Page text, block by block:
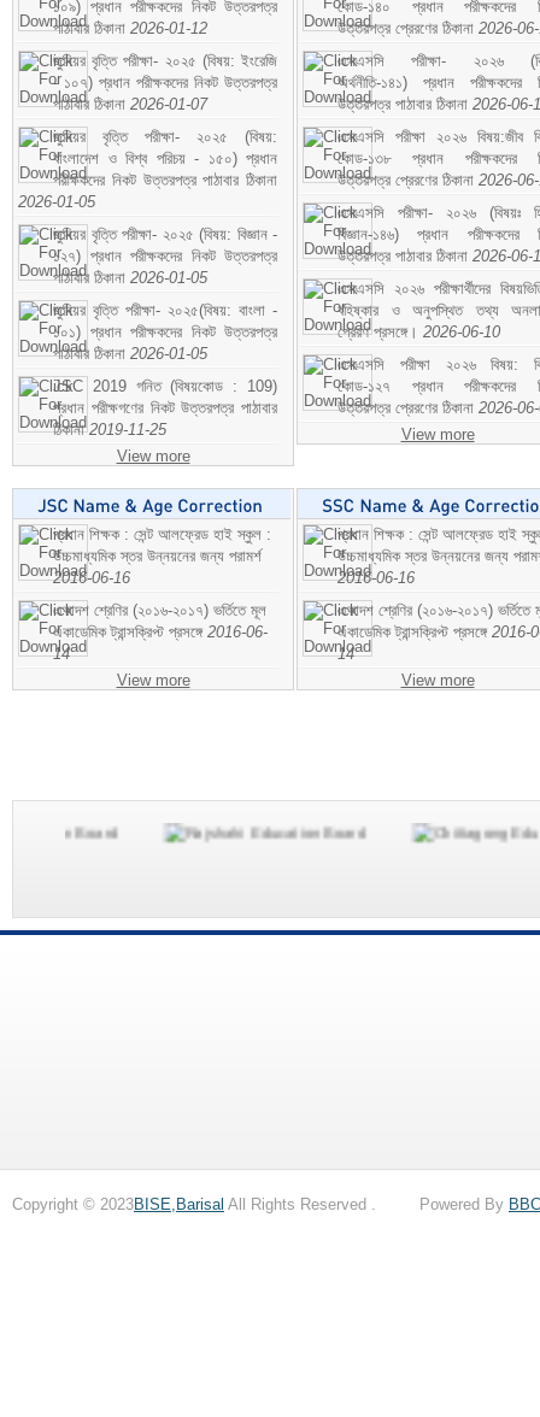
১০৯) প্রধান পরীক্ষকদের নিকট উত্তরপত্র
পাঠাবার ঠিকানা 2026-01-12
জুনিয়র বৃত্তি পরীক্ষা- ২০২৫ (বিষয়: ইংরেজি
- ১০৭) প্রধান পরীক্ষকদের নিকট উত্তরপত্র
পাঠাবার ঠিকানা 2026-01-07
জুনিয়র বৃত্তি পরীক্ষা- ২০২৫ (বিষয়:
বাংলাদেশ ও বিশ্ব পরিচয় - ১৫০) প্রধান
পরীক্ষকদের নিকট উত্তরপত্র পাঠাবার ঠিকানা
2026-01-05
জুনিয়র বৃত্তি পরীক্ষা- ২০২৫ (বিষয়: বিজ্ঞান -
১২৭) প্রধান পরীক্ষকদের নিকট উত্তরপত্র
পাঠাবার ঠিকানা 2026-01-05
জুনিয়র বৃত্তি পরীক্ষা- ২০২৫(বিষয়: বাংলা -
১০১) প্রধান পরীক্ষকদের নিকট উত্তরপত্র
পাঠাবার ঠিকানা 2026-01-05
JSC 2019 গনিত (বিষয়কোড : 109)
প্রধান পরীক্ষগণের নিকট উত্তরপত্র পাঠাবার
ঠিকানা2019-11-25
View more
কোড-১৪০ প্রধান পরীক্ষকদের
উত্তরপত্র প্রেরণের ঠিকানা 2026-
এসএসসি পরীক্ষা- ২০২৬
অর্থনীতি-১৪১) প্রধান পরীক্ষকদের
উত্তরপত্র পাঠাবার ঠিকানা 2026-06-
এসএসসি পরীক্ষা ২০২৬ বিষয়:জীব
কোড-১৩৮ প্রধান পরীক্ষকদের
উত্তরপত্র প্রেরণের ঠিকানা 2026-
এসএসসি পরীক্ষা- ২০২৬ (বিষয়ঃ
বিজ্ঞান-১৪৬) প্রধান পরীক্ষকদের
উত্তরপত্র পাঠাবার ঠিকানা 2026-06-
এসএসসি ২০২৬ পরীক্ষার্থীদের
বহিষ্কার ও অনুপস্থিত তথ্য
প্রেরণ প্রসঙ্গে। 2026-06-10
এসএসসি পরীক্ষা ২০২৬ বিষয়:
কোড-১২৭ প্রধান পরীক্ষকদের
উত্তরপত্র প্রেরণের ঠিকানা 2026-
View more
প্রধান শিক্ষক : সেন্ট আলফ্রেড হাই স্কুল :
উচ্চমাধ্যমিক স্তর উন্নয়নের জন্য পরামর্শ
2016-06-16
একাদশ শ্রেণির (২০১৬-২০১৭) ভর্তিতে মূল
একাডেমিক ট্রান্সক্রিপ্ট প্রসঙ্গে 2016-06-
14
View more
প্রধান শিক্ষক : সেন্ট আলফ্রেড হাই
উচ্চমাধ্যমিক স্তর উন্নয়নের জন্য
2016-06-16
একাদশ শ্রেণির (২০১৬-২০১৭) ভর্তিতে
একাডেমিক ট্রান্সক্রিপ্ট প্রসঙ্গে 2016-
14
View more
Copyright © 2023BISE,Barisal All Rights Reserved . Powered By